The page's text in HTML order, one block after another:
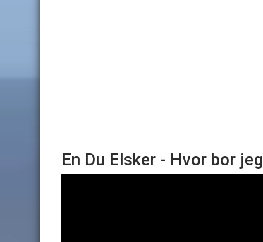
En Du Elsker - Hvor bor jeg